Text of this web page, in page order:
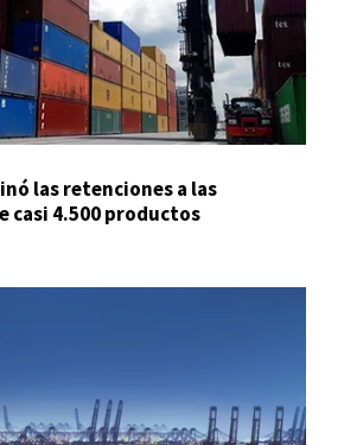
las retenciones a las
casi 4.500 productos